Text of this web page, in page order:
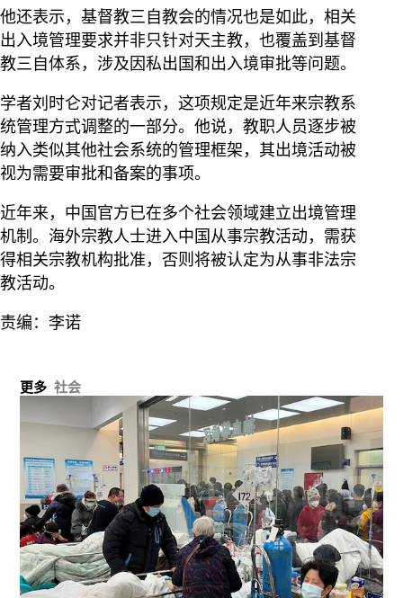
他还表示，基督教三自教会的情况也是如此，相关
出入境管理要求并非只针对天主教，也覆盖到基督
教三自体系，涉及因私出国和出入境审批等问题。
学者刘时仑对记者表示，这项规定是近年来宗教系
统管理方式调整的一部分。他说，教职人员逐步被
纳入类似其他社会系统的管理框架，其出境活动被
视为需要审批和备案的事项。
近年来，中国官方已在多个社会领域建立出境管理
机制。海外宗教人士进入中国从事宗教活动，需获
得相关宗教机构批准，否则将被认定为从事非法宗
教活动。
责编：李诺
更多 社会